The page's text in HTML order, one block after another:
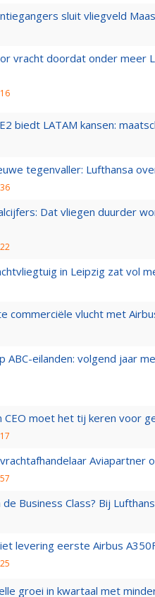
sluit vliegveld
vracht doordat onder meer
biedt LATAM kansen:
tegenvaller: Lufthansa
Dat vliegen duurder
in Leipzig zat vol
commerciële vlucht met
ABC-eilanden: volgend jaar
CEO moet het tij keren voor
vrachtafhandelaar Aviapartner
Business Class? Bij
levering eerste Airbus
groei in kwartaal met